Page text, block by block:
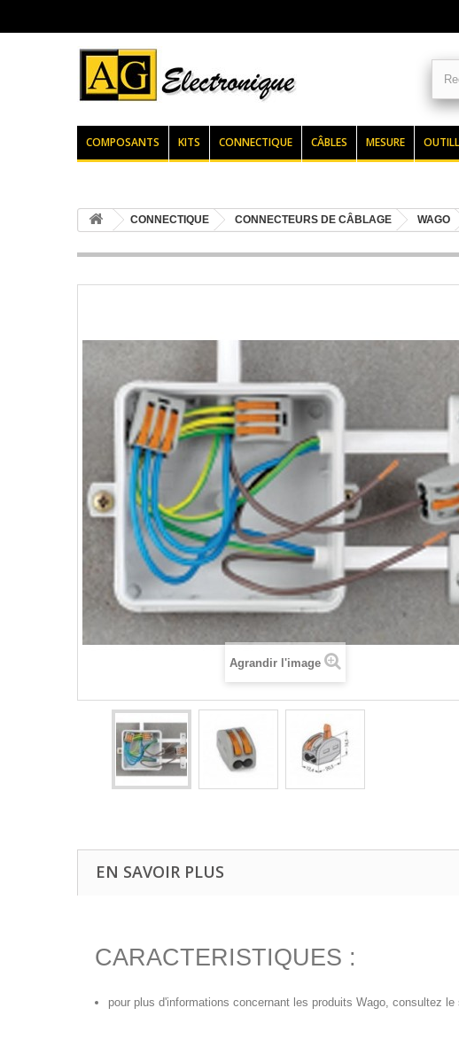
COMPOSANTS KITS CONNECTIQUE CÂBLES MESURE
CONNECTIQUE CONNECTEURS DE CÂBLAGE WAGO
Agrandir l'image
EN SAVOIR PLUS
CARACTERISTIQUES :
pour plus d'informations concernant les produits Wago, consultez le